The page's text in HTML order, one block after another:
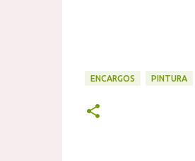
ENCARGOS PINTURA